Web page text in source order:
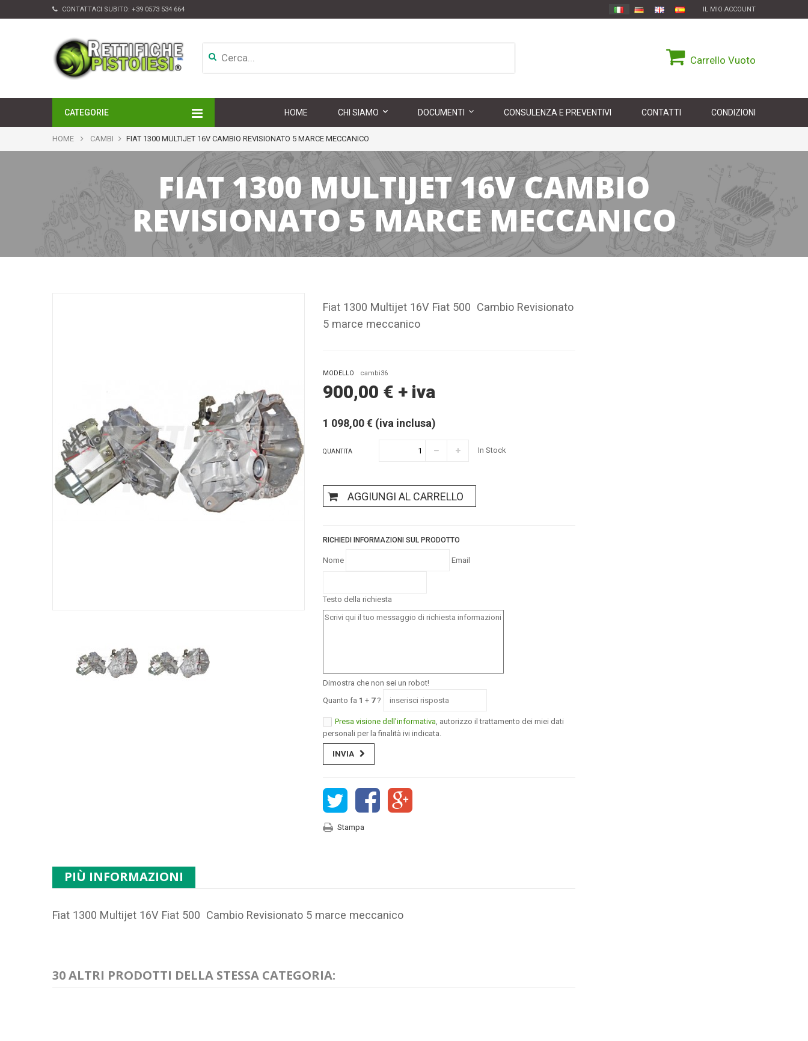
CONTATTACI SUBITO: +39 0573 534 664 IL MIO ACCOUNT
Carrello Vuoto
CATEGORIE
APPARATI DI INIEZIONE
TURBINE
ALTRI ACCESSORI
HOME CHI SIAMO DOCUMENTI CONSULENZA E PREVENTIVI CONTATTI CONDIZIONI
HOME CAMBI FIAT 1300 MULTIJET 16V CAMBIO REVISIONATO 5 MARCE MECCANICO
FIAT 1300 MULTIJET 16V CAMBIO
REVISIONATO 5 MARCE MECCANICO
Fiat 1300 Multijet 16V Fiat 500 Cambio Revisionato
5 marce meccanico
MODELLO cambi36
900,00 € + iva
1 098,00 € (iva inclusa)
QUANTITA In Stock
AGGIUNGI AL CARRELLO
RICHIEDI INFORMAZIONI SUL PRODOTTO
Nome Email
Testo della richiesta
Dimostra che non sei un robot!
Quanto fa 1 + 7?
Presa visione dell'informativa , autorizzo il trattamento dei miei dati
personali per la finalità ivi indicata.
INVIA
Stampa
PIÙ INFORMAZIONI
Fiat 1300 Multijet 16V Fiat 500 Cambio Revisionato 5 marce meccanico
30 ALTRI PRODOTTI DELLA STESSA CATEGORIA: